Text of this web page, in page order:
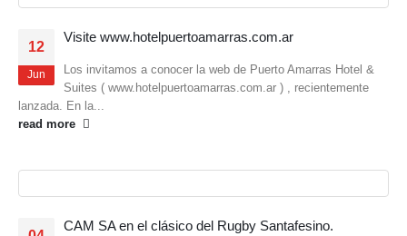
12
Jun
Visite www.hotelpuertoamarras.com.ar
Los invitamos a conocer la web de Puerto Amarras Hotel &
Suites ( www.hotelpuertoamarras.com.ar ) , recientemente
lanzada. En la...
read more
CAM SA en el clásico del Rugby Santafesino.